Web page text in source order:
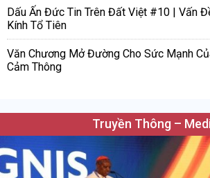
Dấu Ấn Đức Tin Trên Đất Việt #10 | Vấn
Kính Tổ Tiên
Văn Chương Mở Đường Cho Sức Mạnh
Cảm Thông
Truyền Thông –